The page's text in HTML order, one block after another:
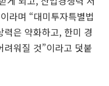
라며 “대미투자특별법
력은 약화하고, 한미 경
워질 것”이라고 덧붙